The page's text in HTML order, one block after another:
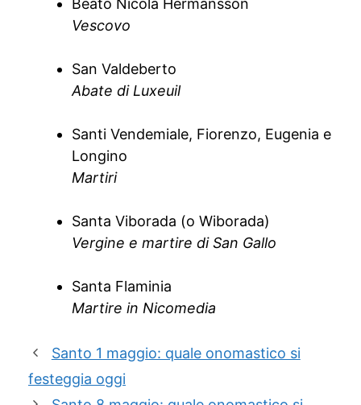
Beato Nicola Hermansson
Vescovo
San Valdeberto
Abate di Luxeuil
Santi Vendemiale, Fiorenzo, Eugenia e
Longino
Martiri
Santa Viborada (o Wiborada)
Vergine e martire di San Gallo
Santa Flaminia
Martire in Nicomedia
Santo 1 maggio: quale onomastico si
festeggia oggi